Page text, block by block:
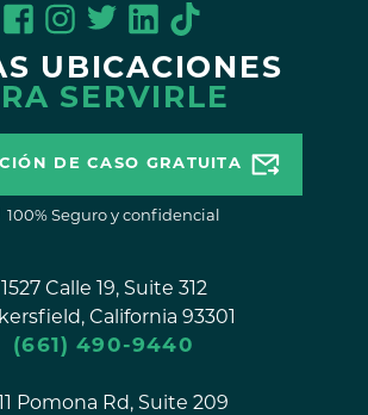
UBICACIONES
SERVIRLE
DE CASO GRATUITA
100% Seguro y confidencial
1527 Calle 19, Suite 312
California 93301
(661) 490-9440
Pomona Rd, Suite 209